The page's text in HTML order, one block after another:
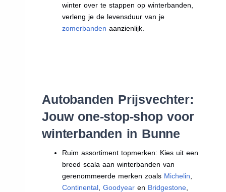
winter over te stappen op winterbanden,
verleng je de levensduur van je
zomerbanden aanzienlijk.
Autobanden Prijsvechter:
Jouw one-stop-shop voor
winterbanden in Bunne
Ruim assortiment topmerken: Kies uit een
breed scala aan winterbanden van
gerenommeerde merken zoals Michelin
Continental ,Goodyear en Bridgestone